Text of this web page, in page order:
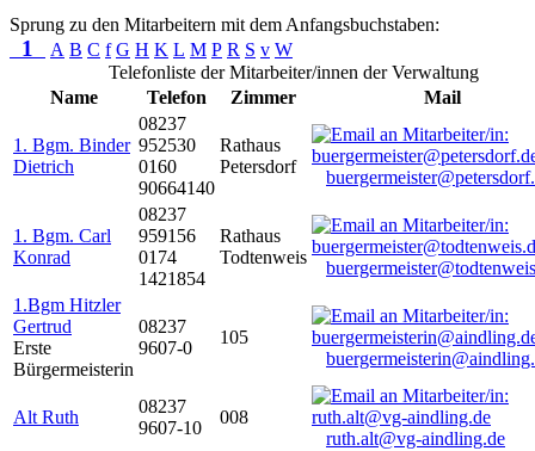
Sprung zu den Mitarbeitern mit dem Anfangsbuchstaben:
1 A B C f G H K L M P R S v W
Telefonliste der Mitarbeiter/innen der Verwaltung
Name
Telefon Zimmer Mail
1. Bgm. Binder
Dietrich
08237
952530
0160
90664140
Rathaus
Petersdorf
1. Bgm. Carl
Konrad
08237
959156
0174
1421854
Rathaus
Todtenweis
1.Bgm Hitzler
Gertrud
Erste
Bürgermeisterin
08237
9607-0
105
Alt Ruth
08237
9607-10
008
ruth.alt@vg-aindling.de